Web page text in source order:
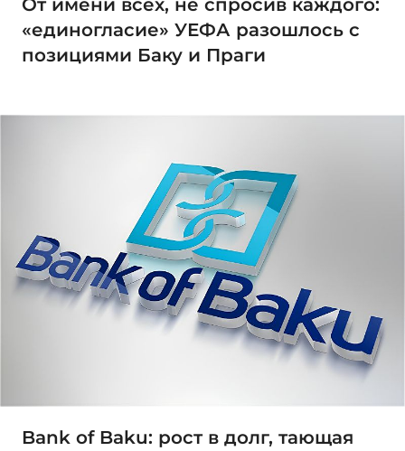
От имени всех, не спросив каждого:
«единогласие» УЕФА разошлось с
позициями Баку и Праги
Bank of Baku: рост в долг, тающая